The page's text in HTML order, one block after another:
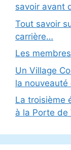
savoir avant
Tout savoir
carrière…
Les
Un Village
la
La troisième
à la Porte de